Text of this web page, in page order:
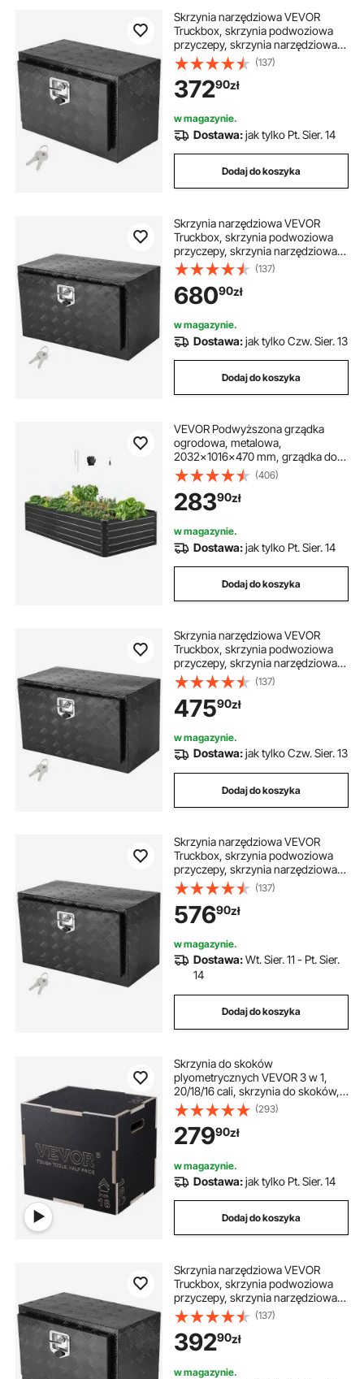
Skrzynia narzędziowa VEVOR
Truckbox, skrzynia podwoziowa
przyczepy, skrzynia narzędziowa
612 x 310 x 360 mm, skrzynia do
przechowywania w samochodzie
dostawczym, stop aluminium,
ładowność 30 kg, zamykana
skrzynia do przechowywania
(137)
37290zł
w magazynie.
Dostawa:jak tylko Pt. Sier. 14
Dodaj do koszyka
Skrzynia narzędziowa VEVOR
Truckbox, skrzynia podwoziowa
przyczepy, skrzynia narzędziowa
914 x 432 x 457 mm, skrzynia do
przechowywania w samochodzie
dostawczym, stop aluminium,
ładowność 40 kg, zamykana
skrzynia do przechowywania
(137)
68090zł
w magazynie.
Dostawa:jak tylko Czw. Sier. 13
Dodaj do koszyka
VEVOR Podwyższona grządka
ogrodowa, metalowa,
2032x1016x470 mm, grządka do
sadzenia, grządka warzywna,
skrzynia na rośliny z otwartym
dnem i zaokrąglonymi
krawędziami, duża grządka
kwiatowa, grządka ziołowa do
warzyw, kwiatów, ziół i sukulentów
(406)
28390zł
w magazynie.
Dostawa:jak tylko Pt. Sier. 14
Dodaj do koszyka
Skrzynia narzędziowa VEVOR
Truckbox, skrzynia podwoziowa
przyczepy, skrzynia narzędziowa
760 x 355 x 405 mm, skrzynia
magazynowa, stop aluminium,
ładowność 30 kg, zamykana na
klucz, czarna
(137)
47590zł
w magazynie.
Dostawa:jak tylko Czw. Sier. 13
Dodaj do koszyka
Skrzynia narzędziowa VEVOR
Truckbox, skrzynia podwoziowa
przyczepy, skrzynia narzędziowa
914 x 356 x 406 mm Skrzynia
narzędziowa do pickupów, stop
aluminium, ładowność 40 kg,
zamykana na klucz
(137)
57690zł
w magazynie.
Dostawa:Wt. Sier. 11 - Pt. Sier.
14
Dodaj do koszyka
Skrzynia do skoków
plyometrycznych VEVOR 3 w 1,
20/18/16 cali, skrzynia do skoków,
skrzynia do skakania, udźwig 204
kg, skrzynia do ćwiczeń fitness, do
treningu w domu, trening siłowy do
skoków, czarna, regulowana
(293)
27990zł
w magazynie.
Dostawa:jak tylko Pt. Sier. 14
Dodaj do koszyka
Skrzynia narzędziowa VEVOR
Truckbox, skrzynia podwoziowa
przyczepy, skrzynia narzędziowa
610 x 355 x 405 mm, skrzynia do
przechowywania w samochodzie
dostawczym, stop aluminium,
ładowność 30 kg, zamykana
skrzynia do przechowywania
(137)
39290zł
w magazynie.